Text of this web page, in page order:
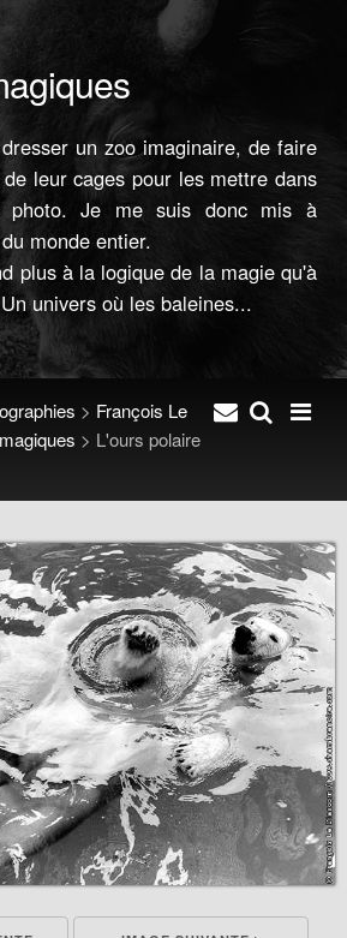
un zoo imaginaire, de faire
leur cages pour les mettre dans
photo. Je me suis donc mis à
monde entier.
plus à la logique de la magie qu'à
univers où les baleines...
> François Le
> L'ours polaire